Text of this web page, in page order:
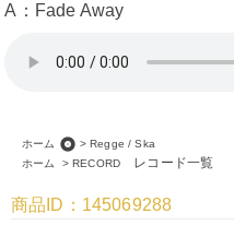
A：Fade Away
ホーム >
album
Regge / Ska
ホーム
> RECORD レコード一覧
商品ID：145069288